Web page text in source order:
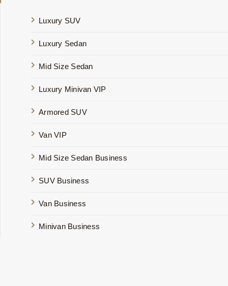
Luxury SUV
Luxury Sedan
Mid Size Sedan
Luxury Minivan VIP
Armored SUV
Van VIP
Mid Size Sedan Business
SUV Business
Van Business
Minivan Business